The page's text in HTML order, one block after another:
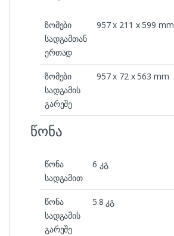
ზომები
სადგამთან
ერთად
957 x 211 x 599 mm
ზომები
სადგამის
გარეშე
957 x 72 x 563 mm
წონა
წონა
სადგამით
6 კგ
წონა
სადგამის
გარეშე
5.8 კგ